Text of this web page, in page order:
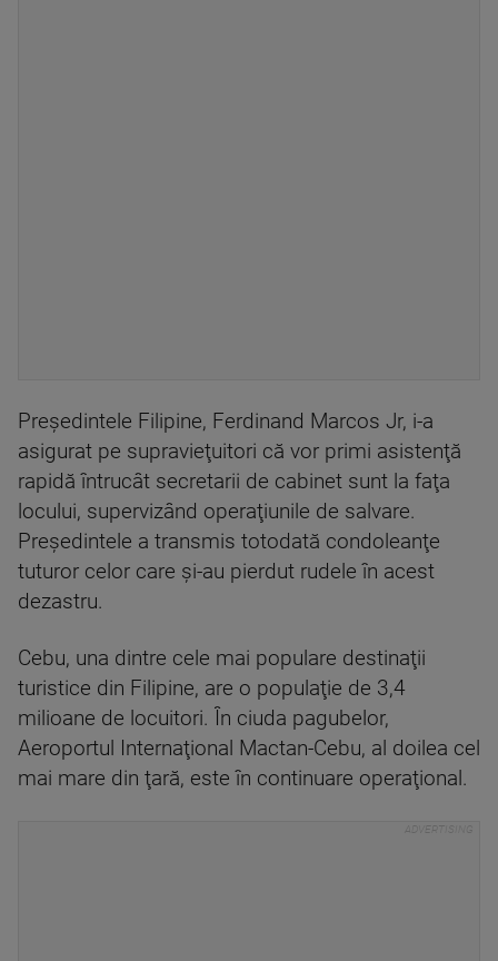
Preşedintele Filipine, Ferdinand Marcos Jr, i-a
asigurat pe supravieţuitori că vor primi asistenţă
rapidă întrucât secretarii de cabinet sunt la faţa
locului, supervizând operaţiunile de salvare.
Preşedintele a transmis totodată condoleanţe
tuturor celor care şi-au pierdut rudele în acest
dezastru.
Cebu, una dintre cele mai populare destinaţii
turistice din Filipine, are o populaţie de 3,4
milioane de locuitori. În ciuda pagubelor,
Aeroportul Internaţional Mactan-Cebu, al doilea cel
mai mare din ţară, este în continuare operaţional.